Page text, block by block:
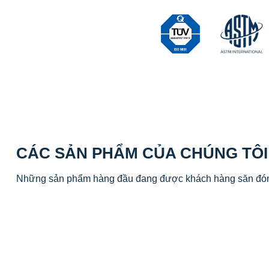
CÁC SẢN PHẨM CỦA CHÚNG TÔI
Những sản phẩm hàng đầu đang được khách hàng săn